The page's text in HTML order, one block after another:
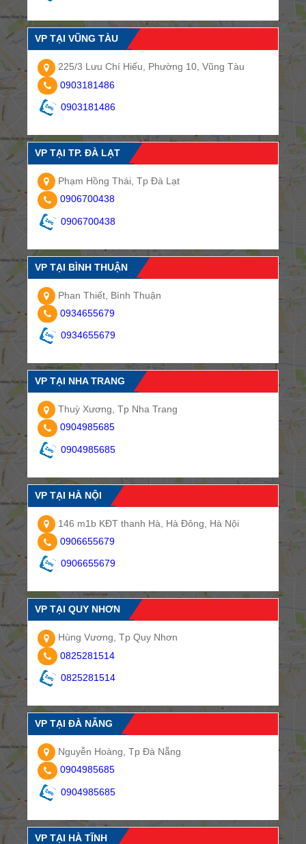
VP TẠI VŨNG TÀU
225/3 Lưu Chí Hiếu, Phường 10, Vũng Tàu
0903181486
0903181486
VP TẠI TP. ĐÀ LẠT
Phạm Hồng Thái, Tp Đà Lạt
0906700438
0906700438
VP TẠI BÌNH THUẬN
Phan Thiết, Bình Thuận
0934655679
0934655679
VP TẠI NHA TRANG
Thuỳ Xương, Tp Nha Trang
0904985685
0904985685
VP TẠI HÀ NỘI
146 m1b KĐT thanh Hà, Hà Đông, Hà Nội
0906655679
0906655679
VP TẠI QUY NHƠN
Hùng Vương, Tp Quy Nhơn
0825281514
0825281514
VP TẠI ĐÀ NẴNG
Nguyễn Hoàng, Tp Đà Nẵng
0904985685
0904985685
VP TẠI HÀ TĨNH